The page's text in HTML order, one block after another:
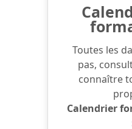
Toutes les
pas,
connaître
Calendrier